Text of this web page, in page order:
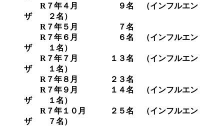
R７年４月 ９名 （インフルエン
ザ ２名）
R７年５月 ７名
R７年６月 ６名 （インフルエン
ザ １名）
R７年７月 １３名 （インフルエン
ザ １名）
R７年８月 ２３名
R７年９月 １４名 （インフルエン
ザ １名）
R７年１０月 ２５名 （インフルエン
ザ ７名）